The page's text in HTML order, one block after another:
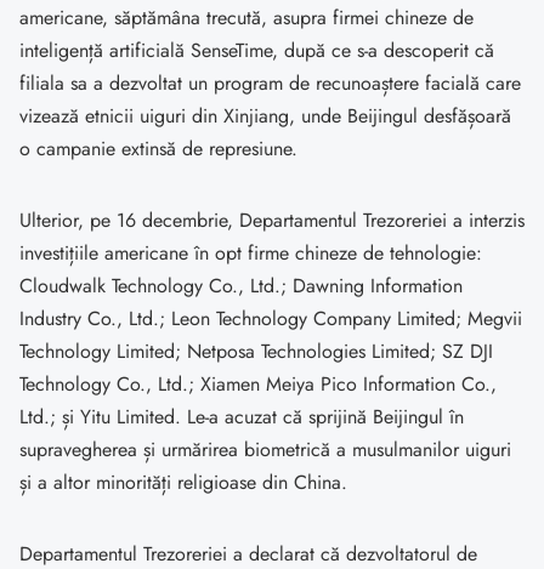
americane, săptămâna trecută, asupra firmei chineze de
inteligență artificială SenseTime, după ce s-a descoperit că
filiala sa a dezvoltat un program de recunoaștere facială care
vizează etnicii uiguri din Xinjiang, unde Beijingul desfășoară
o campanie extinsă de represiune.
Ulterior, pe 16 decembrie, Departamentul Trezoreriei a interzis
investițiile americane în opt firme chineze de tehnologie:
Cloudwalk Technology Co., Ltd.; Dawning Information
Industry Co., Ltd.; Leon Technology Company Limited; Megvii
Technology Limited; Netposa Technologies Limited; SZ DJI
Technology Co., Ltd.; Xiamen Meiya Pico Information Co.,
Ltd.; și Yitu Limited. Le-a acuzat că sprijină Beijingul în
supravegherea și urmărirea biometrică a musulmanilor uiguri
și a altor minorități religioase din China.
Departamentul Trezoreriei a declarat că dezvoltatorul de